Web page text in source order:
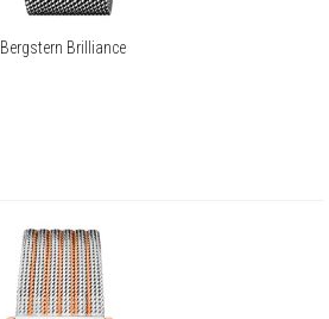
Bergstern Brilliance